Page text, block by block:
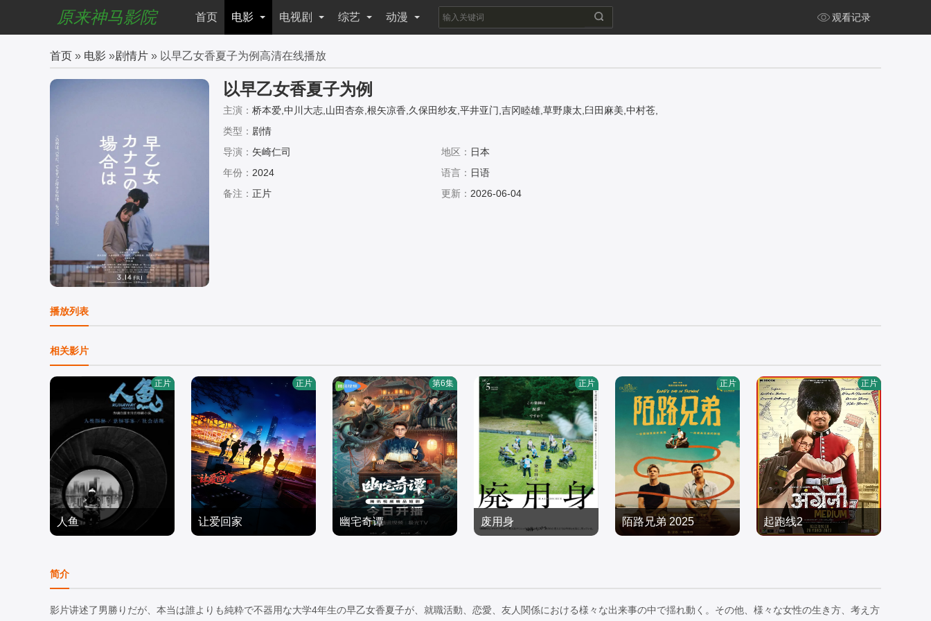
原来神马影院 首页 电影 电视剧 综艺 动漫 观看记录
首页 » 电影 »剧情片 » 以早乙女香夏子为例高清在线播放
以早乙女香夏子为例
主演： 桥本爱,中川大志,山田杏奈,根矢凉香,久保田纱友,平井亚门,吉冈睦雄,草野康太,臼田麻美,中村苍,
能年玲奈
类型： 剧情
导演： 矢崎仁司 地区： 日本
年份： 2024 语言： 日语
备注： 正片 更新： 2026-06-04
播放列表
相关影片
人鱼
若希,田浩宁,唐鑫,程琪
剧情片
2022/大陆
正片
让爱回家
2026/中国大陆
正片
幽宅奇谭
2026/中国大陆
第6集
废用身
望,中村映里子,吉冈睦雄,
六平直政
2026/日本
正片
陌路兄弟 2025
洛特·德尼尔,伊莎贝尔·梅
耶,林庆台,叶全真
2025/瑞士,中国台湾
正片
起跑线2
克·迪布里亚尔,迪宝·卡帕
蒂娅,兰维尔·肖里,潘卡·特
2020/印度
正片
简介
影片讲述了男勝りだが、本当は誰よりも純粋で不器用な大学4年生の早乙女香夏子が、就職活動、恋愛、友人関係における様々な出来事の中で揺れ動く。その他、様々な女性の生き方、考え方